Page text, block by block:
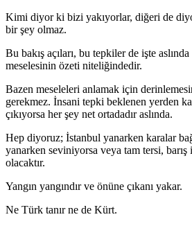
Kimi diyor ki bizi yakıyorlar, diğeri de
bir şey olmaz.
Bu bakış açıları, bu tepkiler de işte
meselesinin özeti niteliğindedir.
Bazen meseleleri anlamak için
gerekmez. İnsani tepki beklenen yerden
çıkıyorsa her şey net ortadadır aslında.
Hep diyoruz; İstanbul yanarken karalar
yanarken seviniyorsa veya tam tersi, barış
olacaktır.
Yangın yangındır ve önüne çıkanı yakar.
Ne Türk tanır ne de Kürt.